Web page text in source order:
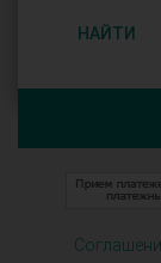
НАЙТИ